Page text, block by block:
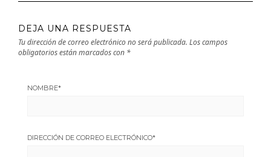
DEJA UNA RESPUESTA
Tu dirección de correo electrónico no será publicada. Los campos
obligatorios están marcados con *
NOMBRE*
DIRECCIÓN DE CORREO ELECTRÓNICO*